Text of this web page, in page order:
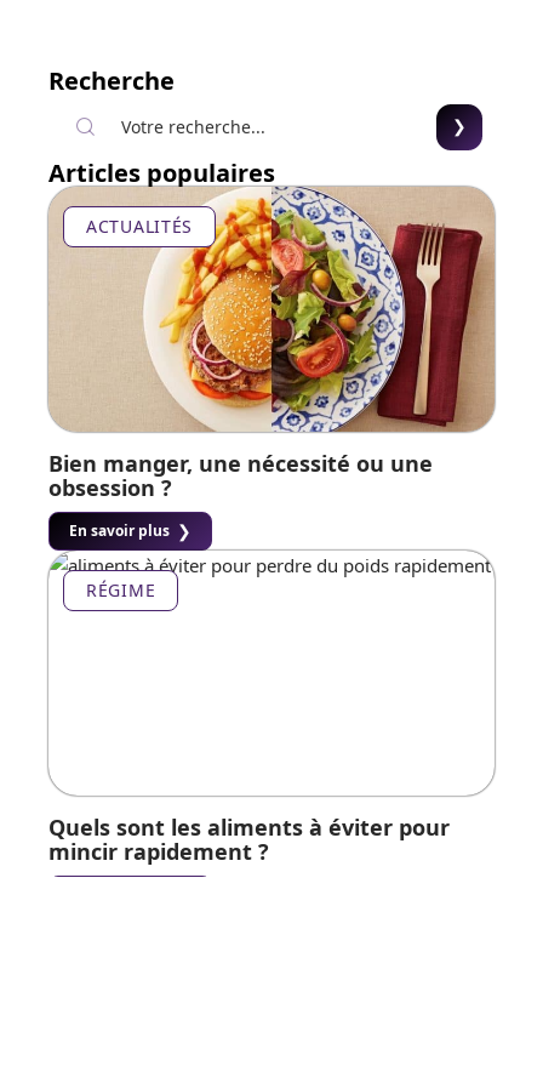
Recherche
Articles populaires
ACTUALITÉS
Bien manger, une nécessité ou une
obsession ?
En savoir plus
RÉGIME
Quels sont les aliments à éviter pour
mincir rapidement ?